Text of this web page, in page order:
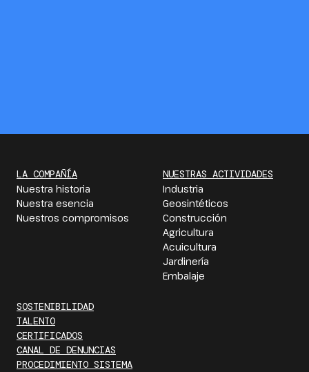
LA COMPAÑÍA
Nuestra historia
Nuestra esencia
Nuestros compromisos
NUESTRAS ACTIVIDADES
Industria
Geosintéticos
Construcción
Agricultura
Acuicultura
Jardinería
Embalaje
SOSTENIBILIDAD
TALENTO
CERTIFICADOS
CANAL DE DENUNCIAS
PROCEDIMIENTO SISTEMA